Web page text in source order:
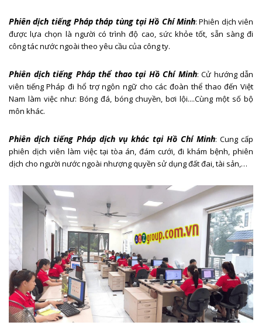
Phiên dịch tiếng Pháp tháp tùng tại Hồ Chí Minh: Phiên dịch viên
được lựa chọn là người có trình độ cao, sức khỏe tốt, sẵn sàng đi
công tác nước ngoài theo yêu cầu của công ty.
Phiên dịch tiếng Pháp thể thao tại Hồ Chí Minh: Cử hướng dẫn
viên tiếng Pháp đi hổ trợ ngôn ngữ cho các đoàn thể thao đến Việt
Nam làm việc như: Bóng đá, bóng chuyền, bơi lội....Cùng một số bộ
môn khác.
Phiên dịch tiếng Pháp dịch vụ khác tại Hồ Chí Minh: Cung cấp
phiên dịch viên làm việc tại tòa án, đám cưới, đi khám bệnh, phiên
dịch cho người nước ngoài nhượng quyền sử dụng đất đai, tài sản,…